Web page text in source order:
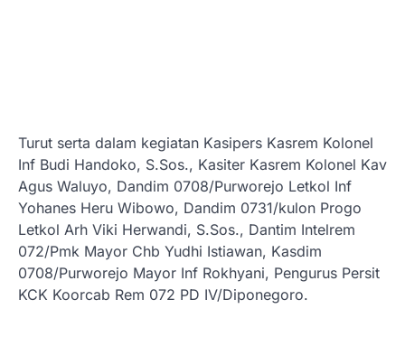
Turut serta dalam kegiatan Kasipers Kasrem Kolonel
Inf Budi Handoko, S.Sos., Kasiter Kasrem Kolonel Kav
Agus Waluyo, Dandim 0708/Purworejo Letkol Inf
Yohanes Heru Wibowo, Dandim 0731/kulon Progo
Letkol Arh Viki Herwandi, S.Sos., Dantim Intelrem
072/Pmk Mayor Chb Yudhi Istiawan, Kasdim
0708/Purworejo Mayor Inf Rokhyani, Pengurus Persit
KCK Koorcab Rem 072 PD IV/Diponegoro.